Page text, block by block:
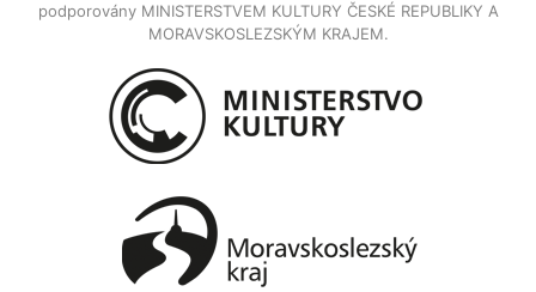
podporovány MINISTERSTVEM KULTURY ČESKÉ REPUBLIKY A
MORAVSKOSLEZSKÝM KRAJEM.